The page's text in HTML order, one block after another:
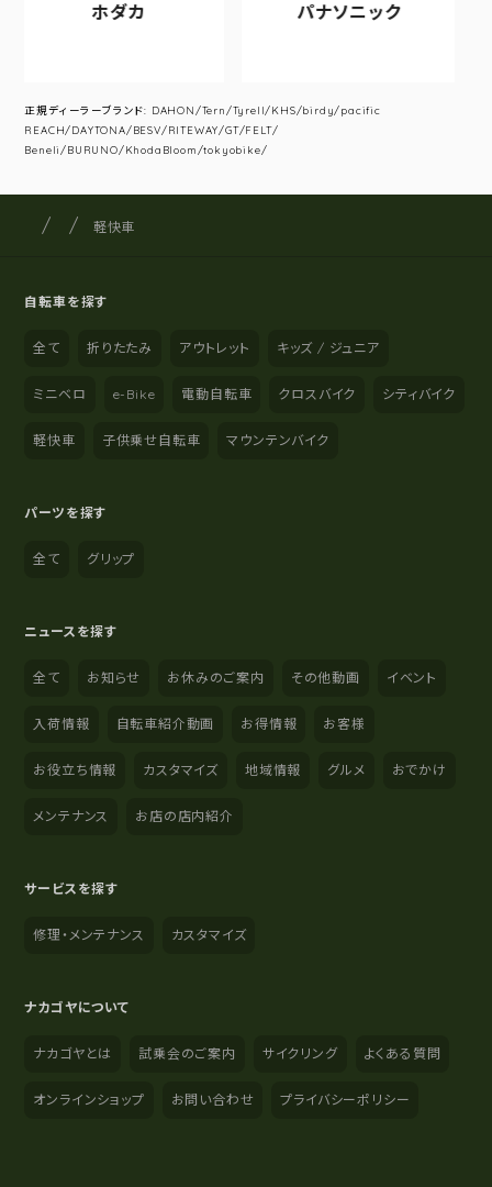
ホダカ パナソニック
正規ディーラーブランド: DAHON/Tern/Tyrell/KHS/birdy/pacific
REACH/DAYTONA/BESV/RITEWAY/GT/FELT/
Beneli/BURUNO/KhodaBloom/tokyobike/
サイト内の現在地
サイクルショップナカゴヤ
軽快車
自転車を探す
全て 折りたたみ アウトレット キッズ / ジュニア
ミニベロ e-Bike 電動自転車 クロスバイク シティバイク
軽快車 子供乗せ自転車 マウンテンバイク
パーツを探す
全て グリップ
ニュースを探す
全て お知らせ お休みのご案内 その他動画 イベント
入荷情報 自転車紹介動画 お得情報 お客様
お役立ち情報 カスタマイズ 地域情報 グルメ おでかけ
メンテナンス お店の店内紹介
サービスを探す
修理・メンテナンス カスタマイズ
ナカゴヤについて
ナカゴヤとは 試乗会のご案内 サイクリング よくある質問
オンラインショップ お問い合わせ プライバシーポリシー